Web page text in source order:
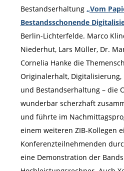
Bestandserhaltung „Vom
Bestandsschonende
Berlin-Lichterfelde. Marco
Niederhut, Lars Müller, Dr.
Cornelia Hanke die
Originalerhalt,
und Bestandserhaltung – die
wunderbar scherzhaft
und führte im
einem weiteren ZIB-Kollegen
Konferenzteilnehmenden
eine Demonstration der